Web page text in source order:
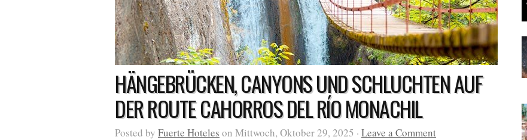
HÄNGEBRÜCKEN, CANYONS UND SCHLUCHTEN AUF
DER ROUTE CAHORROS DEL RÍO MONACHIL
Posted by Fuerte Hoteles on Mittwoch, Oktober 29, 2025 · Leave a Comment